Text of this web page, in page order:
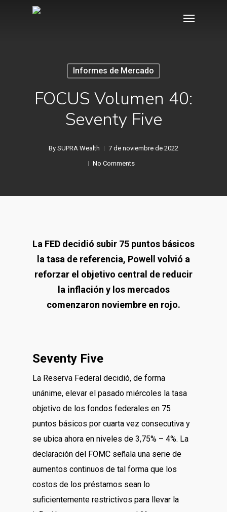
Informes de Mercado
FOCUS Volumen 40:
Seventy Five
By SUPRA Wealth
7 de noviembre de 2022
No Comments
La FED decidió subir 75 puntos básicos
la tasa de referencia, Powell volvió a
reforzar el objetivo central de reducir
la inflación y los mercados
comenzaron noviembre en rojo.
Seventy Five
La Reserva Federal decidió, de forma
unánime, elevar el pasado miércoles la tasa
objetivo de los fondos federales en 75
puntos básicos por cuarta vez consecutiva y
se ubica ahora en niveles de 3,75% – 4%. La
declaración del FOMC señala una serie de
aumentos continuos de tal forma que los
costos de los préstamos sean lo
suficientemente restrictivos para llevar la